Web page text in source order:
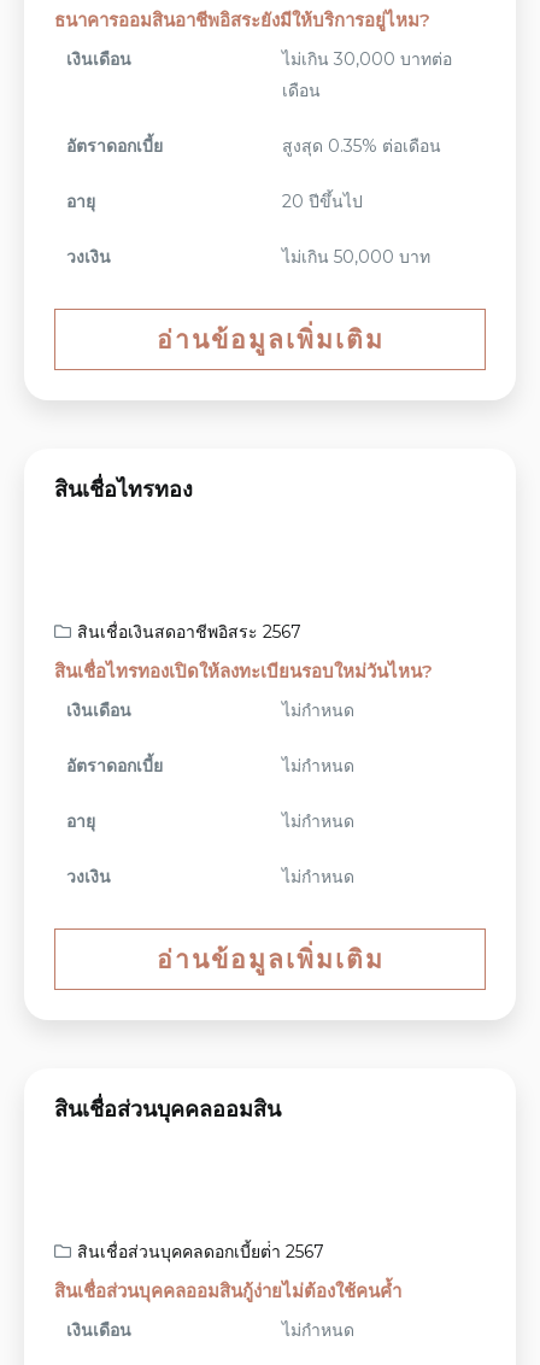
ธนาคารออมสินอาชีพอิสระยังมีให้บริการอยู่ไหม?
เงินเดือน
ไม่เกิน 30,000 บาทต่อ
เดือน
อัตราดอกเบี้ย สูงสุด 0.35% ต่อเดือน
อายุ 20 ปีขึ้นไป
วงเงิน ไม่เกิน 50,000 บาท
อ่านข้อมูลเพิ่มเติม
สินเชื่อไทรทอง
สินเชื่อเงินสดอาชีพอิสระ 2567
สินเชื่อไทรทองเปิดให้ลงทะเบียนรอบใหม่วันไหน?
เงินเดือน ไม่กำหนด
อัตราดอกเบี้ย ไม่กำหนด
อายุ ไม่กำหนด
วงเงิน ไม่กำหนด
อ่านข้อมูลเพิ่มเติม
สินเชื่อส่วนบุคคลออมสิน
สินเชื่อส่วนบุคคลดอกเบี้ยต่ํา 2567
สินเชื่อส่วนบุคคลออมสินกู้ง่ายไม่ต้องใช้คนค้ำ
เงินเดือน ไม่กำหนด